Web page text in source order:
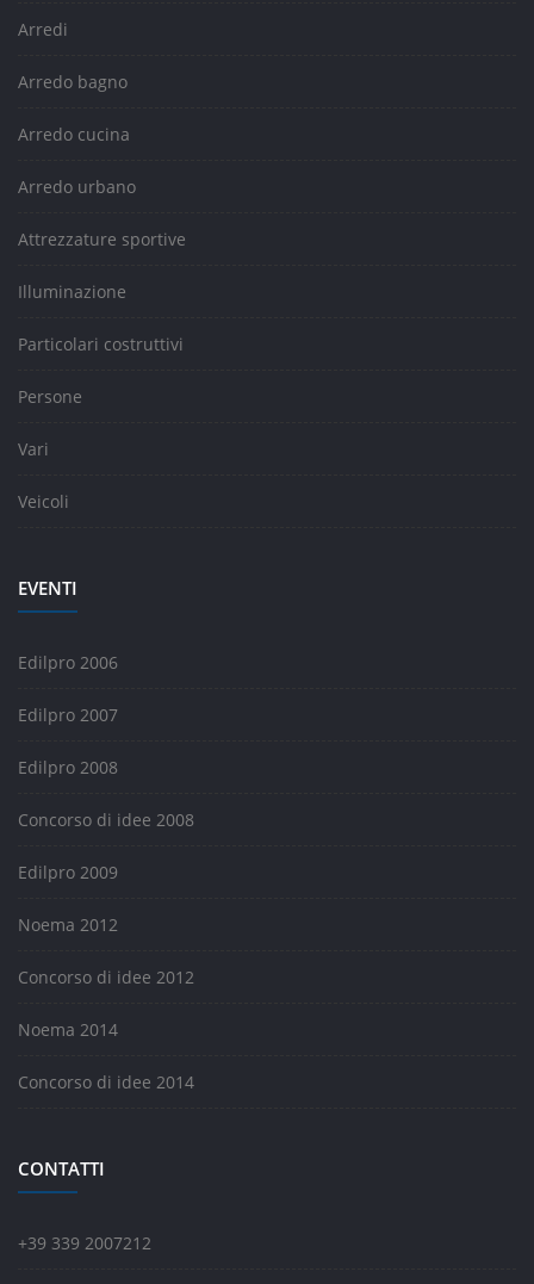
Arredi
Arredo bagno
Arredo cucina
Arredo urbano
Attrezzature sportive
Illuminazione
Particolari costruttivi
Persone
Vari
Veicoli
EVENTI
Edilpro 2006
Edilpro 2007
Edilpro 2008
Concorso di idee 2008
Edilpro 2009
Noema 2012
Concorso di idee 2012
Noema 2014
Concorso di idee 2014
CONTATTI
+39 339 2007212